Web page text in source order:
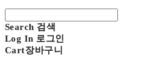
Search 검색
Log In 로그인
Cart장바구니